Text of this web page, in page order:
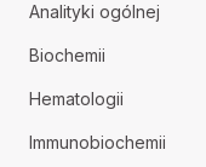
Analityki ogólnej
Biochemii
Hematologii
Immunobiochemii